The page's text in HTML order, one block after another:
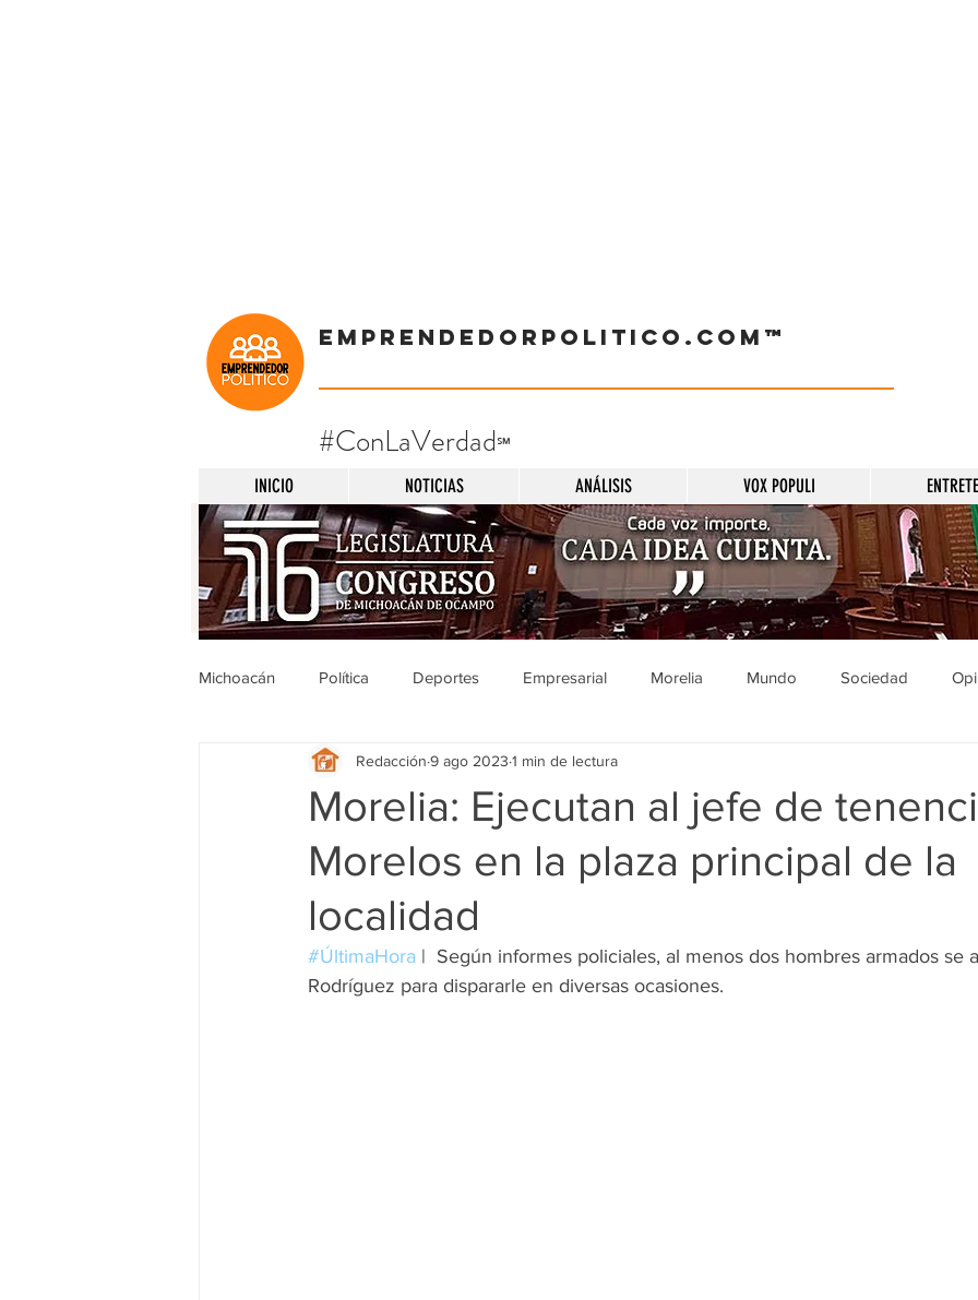
Emprendedorpolitico.com™
#ConLaVerdad℠
INICIO NOTICIAS ANÁLISIS VOX POPULI
Michoacán Política Deportes Empresarial Morelia Mundo Sociedad
Michoacán Nacionales Sucesos Entretenimiento
Legislativo Seguridad Educación Salud Gobierno Guanajuato Zamora
Morelia: Ejecutan al jefe de
Morelos en la plaza principal de la
localidad
Redacción 9 ago 2023 1 min de lectura
#ÚltimaHora |  Según informes policiales, al menos dos hombres armados se
Rodríguez para dispararle en diversas ocasiones.